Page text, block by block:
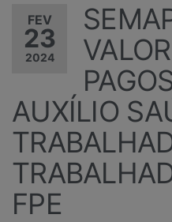
FEV
23
2024
AUXÍLIO
FPE